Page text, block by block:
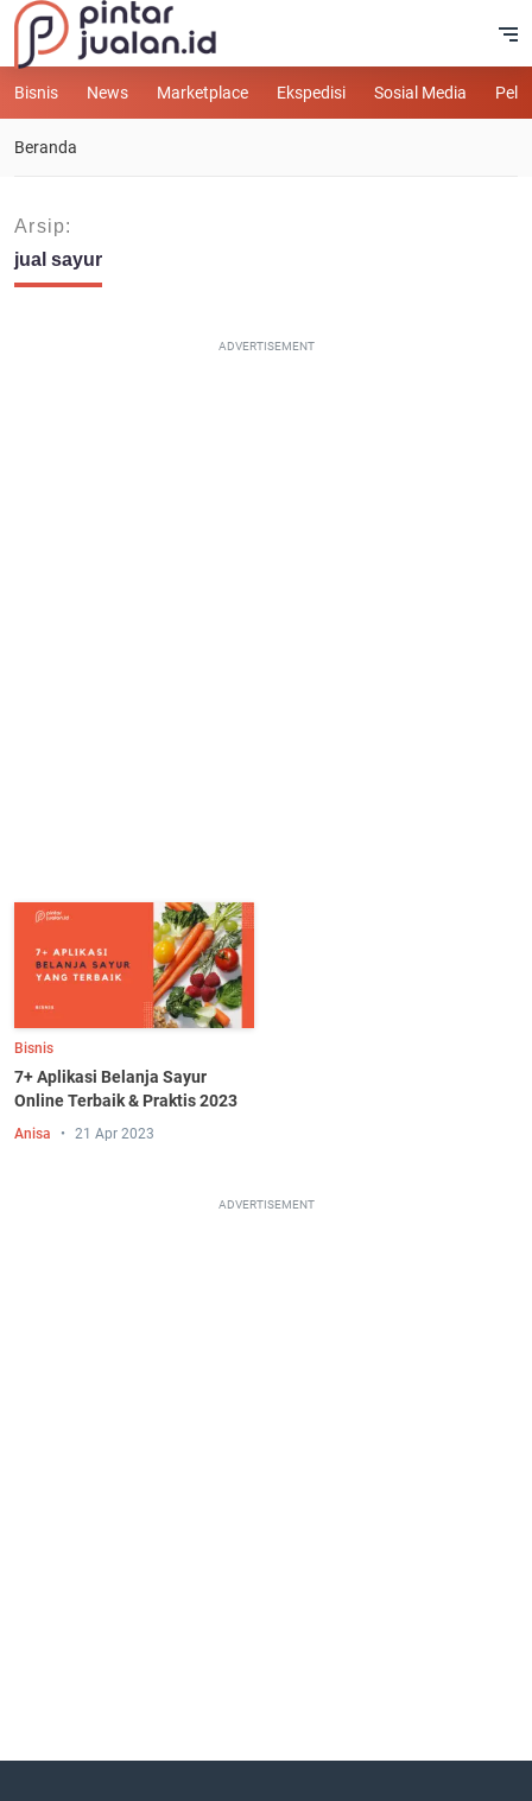
Bisnis News Marketplace Ekspedisi Sosial Media
Beranda
Arsip:
jual sayur
ADVERTISEMENT
Bisnis
7+ Aplikasi Belanja Sayur
Online Terbaik & Praktis 2023
Anisa 21 Apr 2023
ADVERTISEMENT